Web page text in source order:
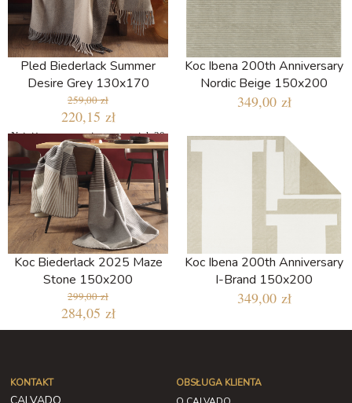
Pled Biederlack Summer
Desire Grey 130x170
259,00 zł
220,15 zł
Najniższa cena w ciągu ostatnich 30
dni: 220,15 zł
Koc Ibena 200th Anniversary
Nordic Beige 150x200
349,00 zł
Koc Biederlack 2025 Maze
Stone 150x200
299,00 zł
284,05 zł
Koc Ibena 200th Anniversary
I-Brand 150x200
349,00 zł
KONTAKT
OBSŁUGA KLIENTA